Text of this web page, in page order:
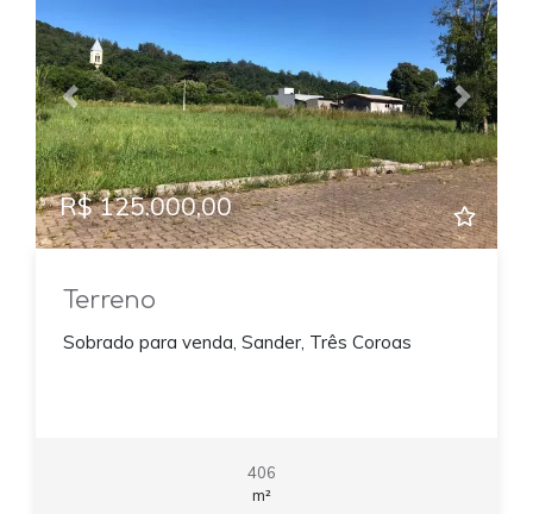
Previous Next
R$ 125.000,00
Terreno
Sobrado para venda, Sander, Três Coroas
406
m²